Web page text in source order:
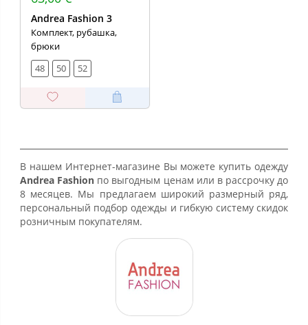
Andrea Fashion 3
Комплект, рубашка,
брюки
48
50 52
В нашем Интернет-магазине Вы можете купить одежду
Andrea Fashion по выгодным ценам или в рассрочку до
8 месяцев. Мы предлагаем широкий размерный ряд,
персональный подбор одежды и гибкую систему скидок
розничным покупателям.